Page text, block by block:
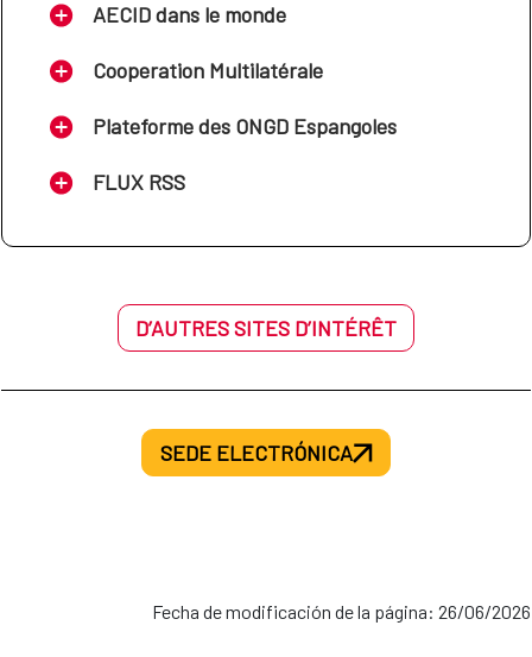
AECID dans le monde
Cooperation Multilatérale
Plateforme des ONGD Espangoles
FLUX RSS
D’AUTRES SITES D’INTÉRÊT
SEDE ELECTRÓNICA
Fecha de modificación de la página: 26/06/2026